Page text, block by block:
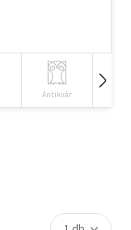
Antikvár